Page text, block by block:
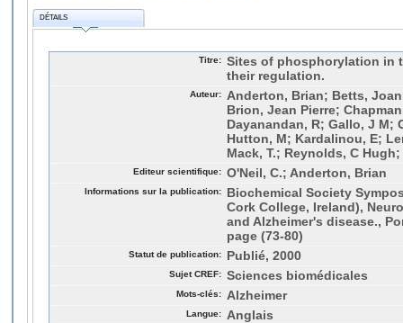
DÉTAILS
Titre: Sites of phosphorylation in
their regulation.
Auteur:
Anderton, Brian; Betts,
Brion, Jean Pierre;
Dayanandan, R; Gallo, J M;
Hutton, M; Kardalinou, E;
Mack, T.; Reynolds, C
Editeur scientifique: O'Neil, C.; Anderton, Brian
Informations sur la publication:
Biochemical Society
Cork College, Ireland),
and Alzheimer's disease.,
page (73-80)
Statut de publication: Publié, 2000
Sujet CREF: Sciences biomédicales
Mots-clés: Alzheimer
Langue: Anglais